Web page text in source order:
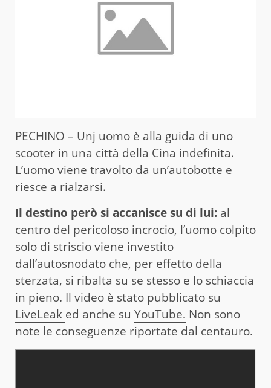
PECHINO – Unj uomo è alla guida di uno
scooter in una città della Cina indefinita.
L’uomo viene travolto da un’autobotte e
riesce a rialzarsi.
Il destino però si accanisce su di lui: al
centro del pericoloso incrocio, l’uomo colpito
solo di striscio viene investito
dall’autosnodato che, per effetto della
sterzata, si ribalta su se stesso e lo schiaccia
in pieno. Il video è stato pubblicato su
LiveLeak ed anche su YouTube. Non sono
note le conseguenze riportate dal centauro.